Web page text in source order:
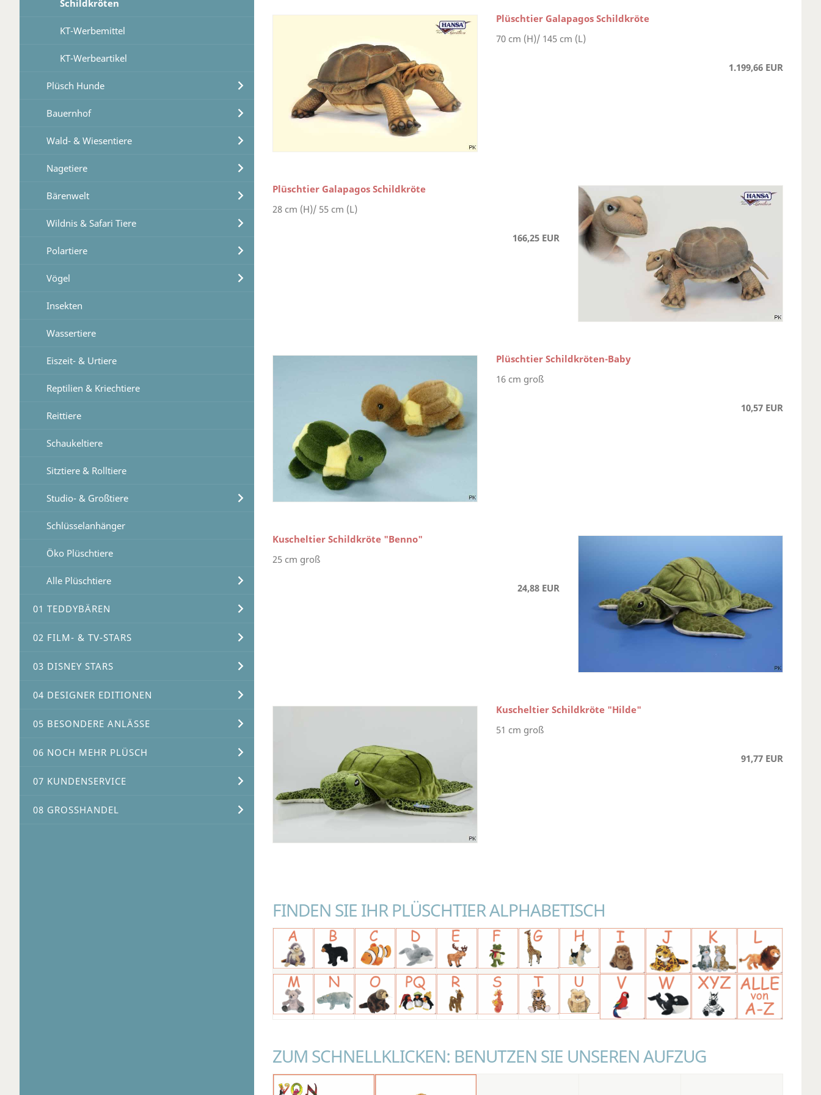
Schildkröten
KT-Werbemittel
KT-Werbeartikel
Plüsch Hunde
Bauernhof
Wald- & Wiesentiere
Nagetiere
Bärenwelt
Wildnis & Safari Tiere
Polartiere
Vögel
Insekten
Wassertiere
Eiszeit- & Urtiere
Reptilien & Kriechtiere
Reittiere
Schaukeltiere
Sitztiere & Rolltiere
Studio- & Großtiere
Schlüsselanhänger
Öko Plüschtiere
Alle Plüschtiere
01 TEDDYBÄREN
02 FILM- & TV-STARS
03 DISNEY STARS
04 DESIGNER EDITIONEN
05 BESONDERE ANLÄSSE
06 NOCH MEHR PLÜSCH
07 KUNDENSERVICE
08 GROSSHANDEL
Plüschtier Galapagos Schildkröte
70 cm (H)/ 145 cm (L)
1.199,66 EUR
Plüschtier Galapagos Schildkröte
28 cm (H)/ 55 cm (L)
166,25 EUR
Plüschtier Schildkröten-Baby
16 cm groß
10,57 EUR
Kuscheltier Schildkröte "Benno"
25 cm groß
24,88 EUR
Kuscheltier Schildkröte "Hilde"
51 cm groß
91,77 EUR
FINDEN SIE IHR PLÜSCHTIER ALPHABETISCH
ZUM SCHNELLKLICKEN: BENUTZEN SIE UNSEREN AUFZUG